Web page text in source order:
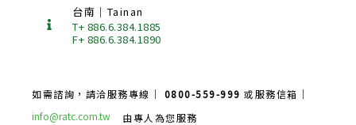
台南｜Tainan
T+ 886.6.384.1885
F+ 886.6.384.1890
如需諮詢，請洽服務專線｜ 0800-559-999 或服務信箱｜
info@ratc.com.tw
由專人為您服務